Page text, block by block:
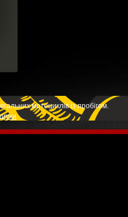
мотоциклів із пробігом.